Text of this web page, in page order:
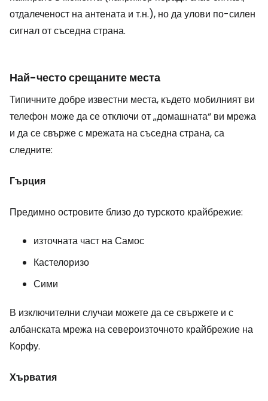
отдалеченост на антената и т.н.), но да улови по-силен
сигнал от съседна страна.
Най-често срещаните места
Типичните добре известни места, където мобилният ви
телефон може да се отключи от „домашната“ ви мрежа
и да се свърже с мрежата на съседна страна, са
следните:
Гърция
Предимно островите близо до турското крайбрежие:
източната част на Самос
Кастелоризо
Сими
В изключителни случаи можете да се свържете и с
албанската мрежа на североизточното крайбрежие на
Корфу.
Хърватия